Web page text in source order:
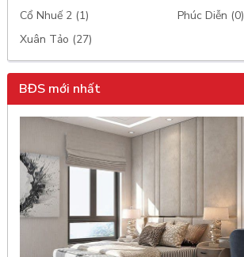
Cổ Nhuế 2 (1)
Phúc Diễn (0)
Xuân Tảo (27)
BĐS mới nhất